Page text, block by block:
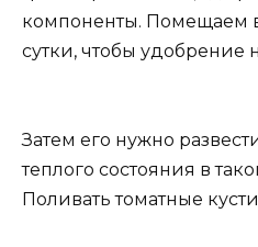
компоненты. Помещаем
сутки, чтобы удобрение
Затем его нужно
теплого состояния в
Поливать томатные